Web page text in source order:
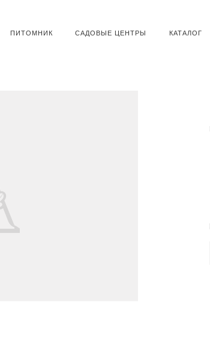
ПИТОМНИК САДОВЫЕ ЦЕНТРЫ КАТАЛОГ